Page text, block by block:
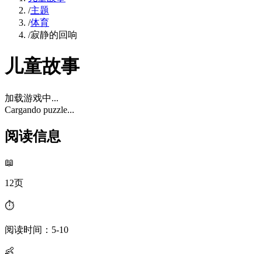
/主题
/体育
/寂静的回响
儿童故事
加载游戏中...
Cargando puzzle...
阅读信息
📖
12页
⏱️
阅读时间：5-10
👶